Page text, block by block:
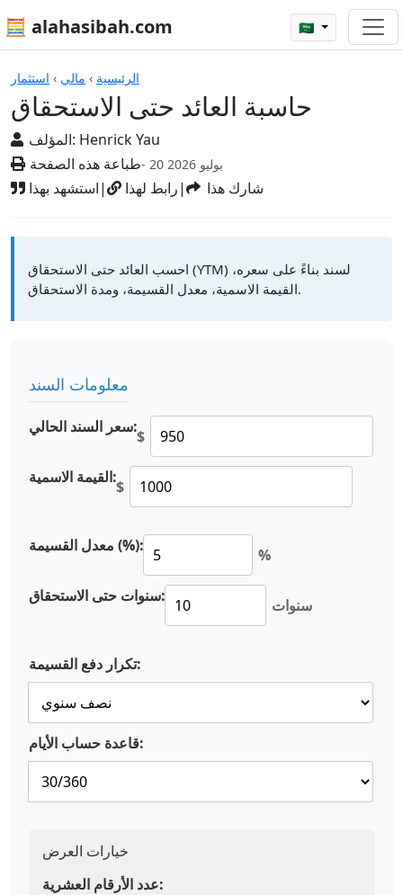
🧮 alahasibah.com 🇸🇦
الرئيسية › مالي › استثمار
حاسبة العائد حتى الاستحقاق
المؤلف: Henrick Yau
طباعة هذه الصفحة
- 20 يوليو 2026
استشهد بهذا| رابط لهذا| شارك هذا
الآلات الحاسبة
احسب العائد حتى الاستحقاق (YTM) لسند بناءً على سعره،
القيمة الاسمية، معدل القسيمة، ومدة الاستحقاق.
معلومات السند
سعر السند الحالي:$
القيمة الاسمية:$
معدل القسيمة (%): %
سنوات حتى الاستحقاق: سنوات
تكرار دفع القسيمة:
قاعدة حساب الأيام:
خيارات العرض
عدد الأرقام العشرية: